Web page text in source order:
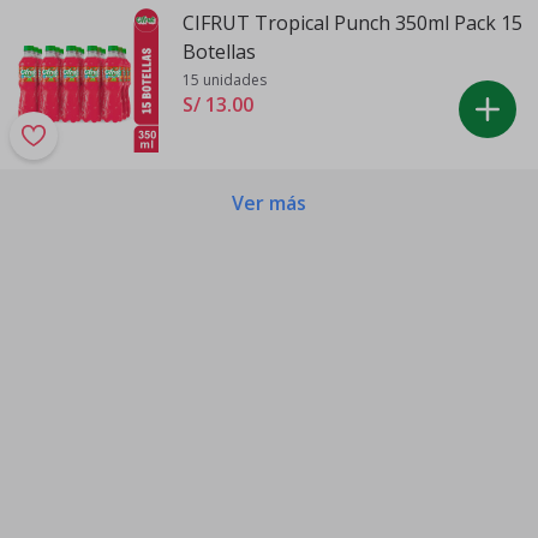
CIFRUT Tropical Punch 350ml Pack 15
Botellas
15 unidades
S/ 13.00
Ver más